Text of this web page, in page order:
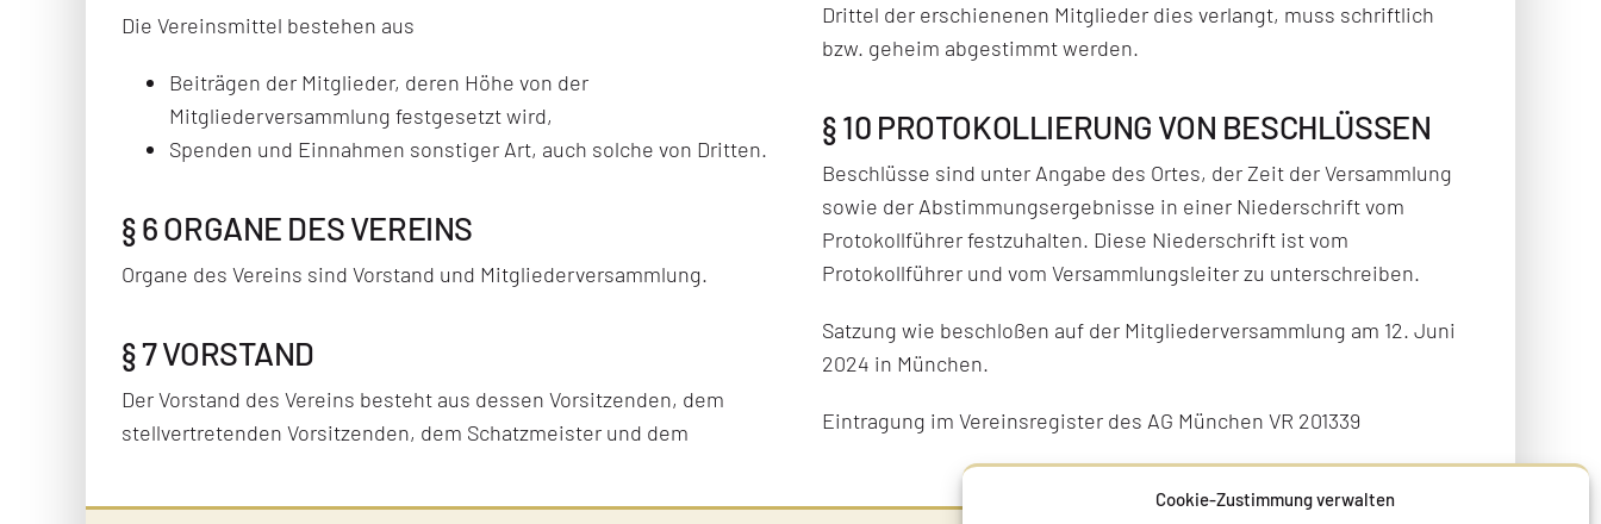
Cookie-Zustimmung verwalten
Die Vereinsmittel bestehen aus
Beiträgen der Mitglieder, deren Höhe von der
Mitgliederversammlung festgesetzt wird,
Spenden und Einnahmen sonstiger Art, auch solche von Dritten.
§ 6 ORGANE DES VEREINS
Organe des Vereins sind Vorstand und Mitgliederversammlung.
§ 7 VORSTAND
Der Vorstand des Vereins besteht aus dessen Vorsitzenden, dem
stellvertretenden Vorsitzenden, dem Schatzmeister und dem
Drittel der erschienenen Mitglieder dies verlangt, muss schriftlich
bzw. geheim abgestimmt werden.
§ 10 PROTOKOLLIERUNG VON BESCHLÜSSEN
Beschlüsse sind unter Angabe des Ortes, der Zeit der Versammlung
sowie der Abstimmungsergebnisse in einer Niederschrift vom
Protokollführer festzuhalten. Diese Niederschrift ist vom
Protokollführer und vom Versammlungsleiter zu unterschreiben.
Satzung wie beschloßen auf der Mitgliederversammlung am 12. Juni
2024 in München.
Eintragung im Vereinsregister des AG München VR 201339